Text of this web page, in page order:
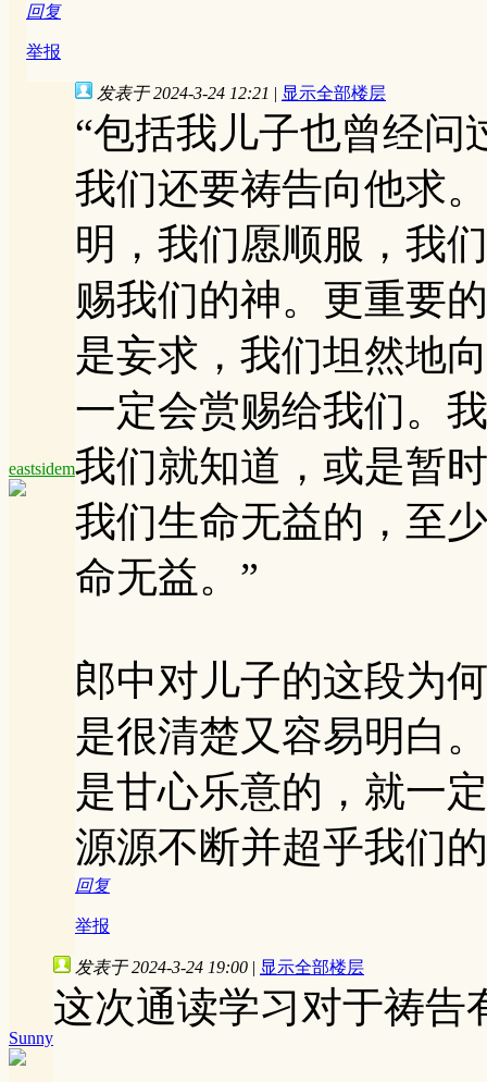
回复
举报
eastsidem
发表于 2024-3-24 12:21 | 显示全部楼层
“包括我儿子也曾经问
我们还要祷告向他求
明，我们愿顺服，我
赐我们的神。更重要
是妄求，我们坦然地
一定会赏赐给我们。
我们就知道，或是暂
我们生命无益的，至
命无益。”
郎中对儿子的这段为
是很清楚又容易明白
是甘心乐意的，就一
源源不断并超乎我们
回复
举报
Sunny
发表于 2024-3-24 19:00 | 显示全部楼层
这次通读学习对于祷告